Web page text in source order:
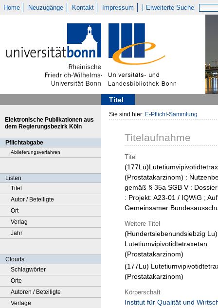
Home Neuzugänge Kontakt Impressum Erweiterte Suche
Titel
Elektronische Publikationen aus
dem Regierungsbezirk Köln
Pflichtabgabe
Ablieferungsverfahren
Listen
Titel
Autor / Beteiligte
Ort
Verlag
Jahr
Clouds
Schlagwörter
Orte
Autoren / Beteiligte
Verlage
Sie sind hier: E-Pflicht-Sammlung
Titelaufnahme
Titel
(Prostatakarzinom) :
gemäß § 35a SGB V :
: Projekt: A23-01 / IQWiG ;
Gemeinsamer
Weitere Titel
(Hundertsiebenundsiebzig Lu)
Lutetiumvipivotidtetraxetan
(Prostatakarzinom)
(177Lu)
(Prostatakarzinom)
Körperschaft
Institut für Qualität und